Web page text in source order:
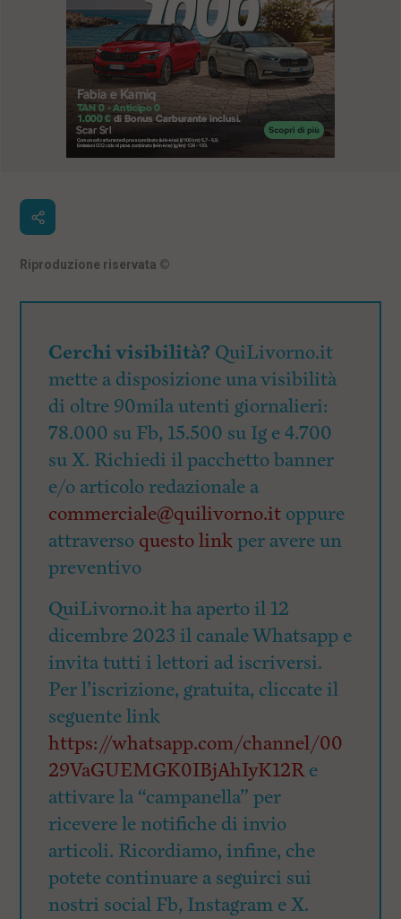
Riproduzione riservata ©
Cerchi visibilità? QuiLivorno.it
mette a disposizione una visibilità
di oltre 90mila utenti giornalieri:
78.000 su Fb, 15.500 su Ig e 4.700
su X. Richiedi il pacchetto banner
e/o articolo redazionale a
commerciale@quilivorno.it oppure
attraverso questo linkper avere un
preventivo
QuiLivorno.it ha aperto il 12
dicembre 2023 il canale Whatsapp e
invita tutti i lettori ad iscriversi.
Per l’iscrizione, gratuita, cliccate il
seguente link
https://whatsapp.com/channel/00
29VaGUEMGK0IBjAhIyK12Re
attivare la “campanella” per
ricevere le notifiche di invio
articoli. Ricordiamo, infine, che
potete continuare a seguirci sui
nostri social Fb, Instagram e X.